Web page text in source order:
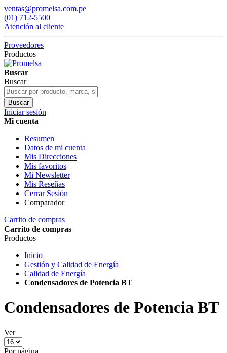
ventas@promelsa.com.pe
(01) 712-5500
Atención al cliente
Proveedores
Productos
Buscar
Buscar
Buscar
Iniciar sesión
Mi cuenta
Resumen
Datos de mi cuenta
Mis Direcciones
Mis favoritos
Mi Newsletter
Mis Reseñas
Cerrar Sesión
Comparador
Carrito de compras
Carrito de compras
Productos
Inicio
Gestión y Calidad de Energía
Calidad de Energía
Condensadores de Potencia BT
Condensadores de Potencia BT
Ver
Por página